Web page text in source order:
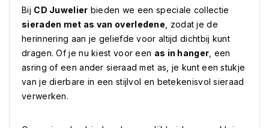
Bij CD Juwelier bieden we een speciale collectie
sieraden met as van overledene, zodat je de
herinnering aan je geliefde voor altijd dichtbij kunt
dragen. Of je nu kiest voor een as in hanger, een
asring of een ander sieraad met as, je kunt een stukje
van je dierbare in een stijlvol en betekenisvol sieraad
verwerken.